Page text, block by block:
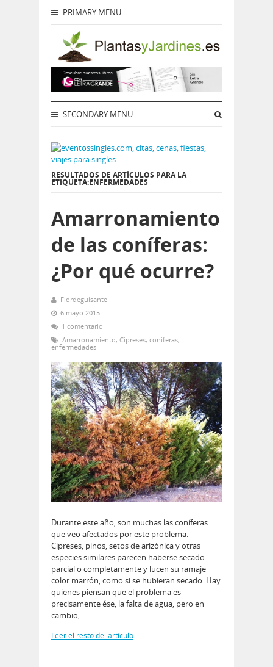
PRIMARY MENU
SECONDARY MENU
RESULTADOS DE ARTÍCULOS PARA LA
ETIQUETA:ENFERMEDADES
Amarronamiento
de las coníferas:
¿Por qué ocurre?
Flordeguisante
6 mayo 2015
1 comentario
Amarronamiento, Cipreses, coniferas,
enfermedades
Durante este año, son muchas las coníferas
que veo afectados por este problema.
Cipreses, pinos, setos de arizónica y otras
especies similares parecen haberse secado
parcial o completamente y lucen su ramaje
color marrón, como si se hubieran secado. Hay
quienes piensan que el problema es
precisamente ése, la falta de agua, pero en
cambio,…
Leer el resto del artículo